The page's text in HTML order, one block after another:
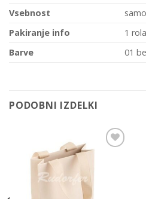
Vsebnost
Pakiranje info
1
Barve
01
PODOBNI IZDELKI